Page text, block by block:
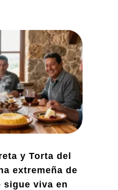
y Torta del
extremeña de
sigue viva en